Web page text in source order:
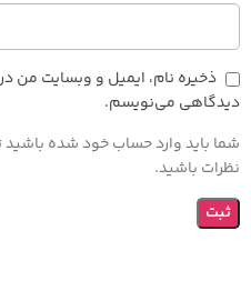
ذخیره نام، ایمیل و وبسایت من در
دیدگاهی می‌نویسم.
شما باید وارد حساب خود شده باشید
نظرات باشید.